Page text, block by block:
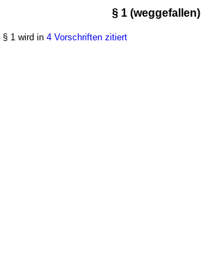
BGBl. I S. 569
Bedarfsgegenstände
§ 1 (weggefallen)
§ 1 wird in4 Vorschriften zitiert